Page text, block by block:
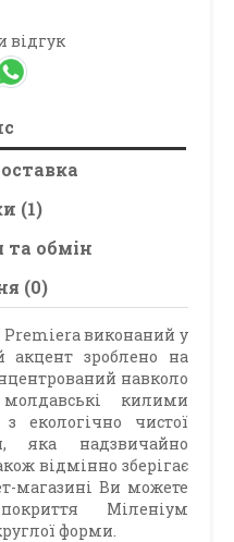
відгук
(1)
та обмін
(0)
виконаний у
акцент зроблено на
навколо
килими
екологічно чистої
яка надзвичайно
відмінно зберігає
магазині Ви можете
Міленіум
форми.